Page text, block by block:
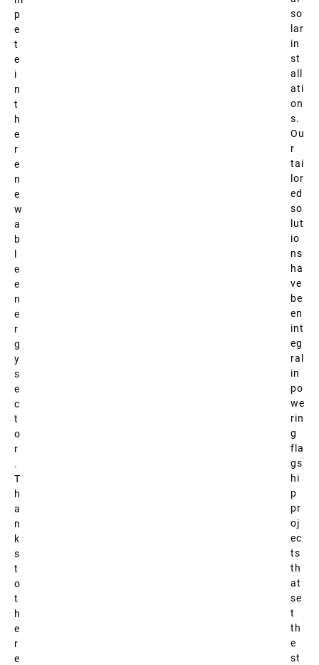
p
e
t
e
i
n
t
h
e
r
e
n
e
w
a
b
e
e
n
e
r
g
y
s
e
c
t
o
r
.
T
h
a
n
k
s
t
o
t
h
e
r
e
so
lar
in
st
all
ati
on
s.
Ou
r
tai
lor
ed
so
lut
io
ns
ha
ve
be
en
int
eg
ral
in
po
we
rin
g
fla
gs
hi
p
pr
oj
ec
ts
th
at
se
t
th
e
st